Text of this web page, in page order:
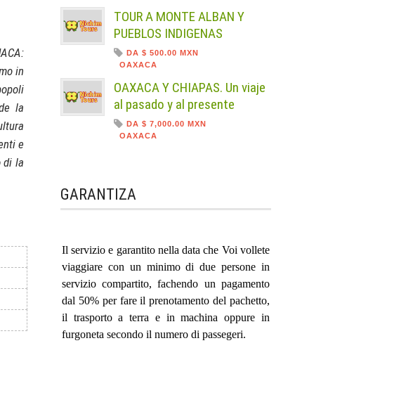
in
la
e
di la
TOUR A MONTE ALBAN Y
PUEBLOS INDIGENAS
DA $ 500.00 MXN
OAXACA
OAXACA Y CHIAPAS. Un viaje
al pasado y al presente
DA $ 7,000.00 MXN
OAXACA
GARANTIZA
Il servizio e garantito nella data che Voi vollete
viaggiare con un minimo di due persone in
servizio compartito, fachendo un pagamento
dal 50% per fare il prenotamento del pachetto,
il trasporto a terra e in machina oppure in
furgoneta secondo il numero di passegeri.